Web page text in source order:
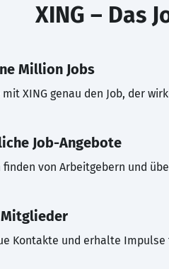
XING – Das
Million Jobs
XING genau den Job, der
Job-Angebote
finden von Arbeitgebern und
Mitglieder
Kontakte und erhalte Impulse